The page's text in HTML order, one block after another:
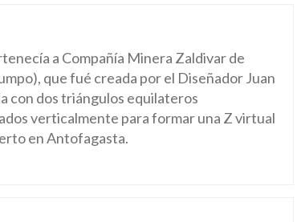
a Compañía Minera Zaldivar de
que fué creada por el Diseñador Juan
con dos triángulos equilateros
verticalmente para formar una Z virtual
en Antofagasta.